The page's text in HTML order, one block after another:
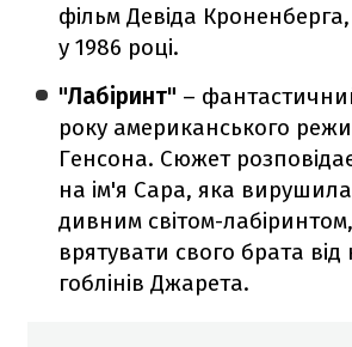
фільм Девіда
у 1986 році.
"Лабіринт" –
року американського
Генсона. Сюжет
на ім'я Сара, яка
дивним світом-
врятувати свого брата від
гоблінів Джарета.